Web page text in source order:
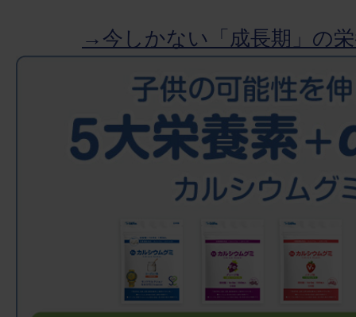
→今しかない「成長期」の